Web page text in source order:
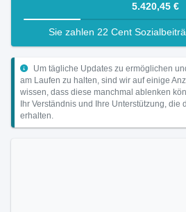
5.420,45 €
Sie zahlen 22 Cent
Um tägliche Updates zu ermöglichen
am Laufen zu halten, sind wir auf einige
wissen, dass diese manchmal ablenken
Ihr Verständnis und Ihre Unterstützung, die
erhalten.